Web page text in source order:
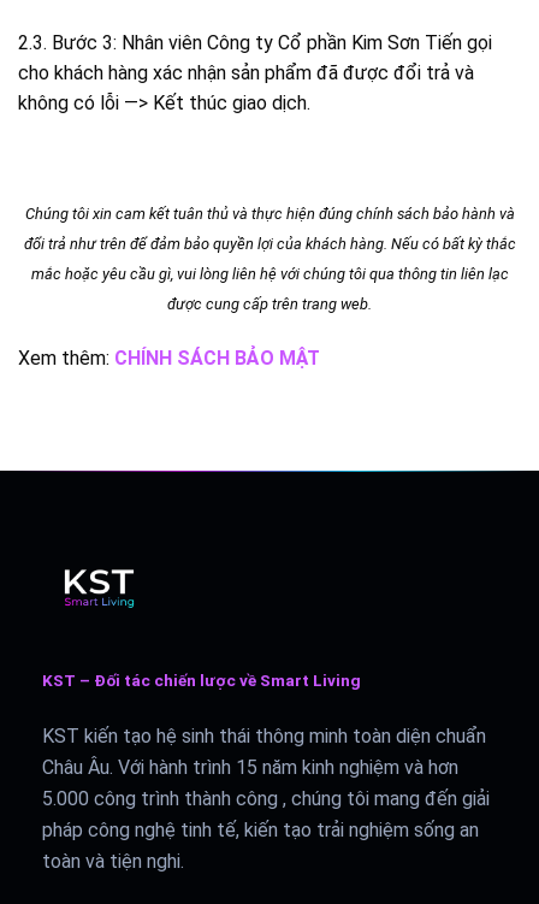
2.3. Bước 3: Nhân viên Công ty Cổ phần Kim Sơn Tiến gọi
cho khách hàng xác nhận sản phẩm đã được đổi trả và
không có lỗi —> Kết thúc giao dịch.
Chúng tôi xin cam kết tuân thủ và thực hiện đúng chính sách bảo hành và
đổi trả như trên để đảm bảo quyền lợi của khách hàng. Nếu có bất kỳ thắc
mắc hoặc yêu cầu gì, vui lòng liên hệ với chúng tôi qua thông tin liên lạc
được cung cấp trên trang web.
Xem thêm: CHÍNH SÁCH BẢO MẬT
KST – Đối tác chiến lược về Smart Living
KST kiến tạo hệ sinh thái thông minh toàn diện chuẩn
Châu Âu. Với hành trình 15 năm kinh nghiệm và hơn
5.000 công trình thành công , chúng tôi mang đến giải
pháp công nghệ tinh tế, kiến tạo trải nghiệm sống an
toàn và tiện nghi.